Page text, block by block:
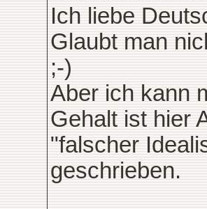
Ich liebe
Glaubt man
;-)
Aber ich kann
Gehalt ist hier
"falscher
geschrieben.